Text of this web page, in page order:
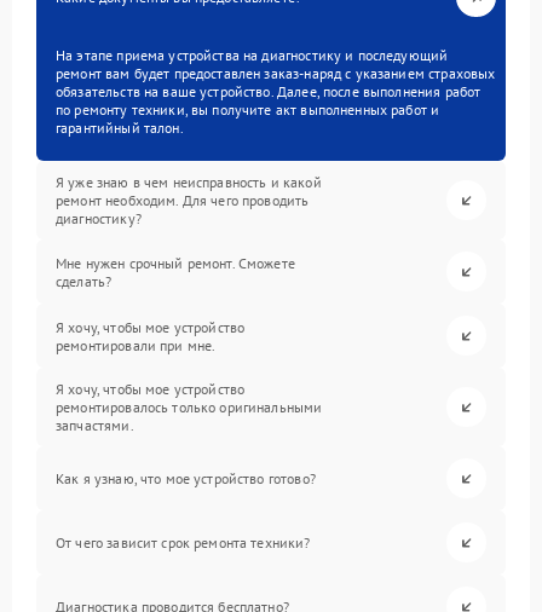
На этапе приема устройства на диагностику и последующий
ремонт вам будет предоставлен заказ-наряд с указанием страховых
обязательств на ваше устройство. Далее, после выполнения работ
по ремонту техники, вы получите акт выполненных работ и
гарантийный талон.
Я уже знаю в чем неисправность и какой
ремонт необходим. Для чего проводить
диагностику?
Мне нужен срочный ремонт. Сможете
сделать?
Я хочу, чтобы мое устройство
ремонтировали при мне.
Я хочу, чтобы мое устройство
ремонтировалось только оригинальными
запчастями.
Как я узнаю, что мое устройство готово?
От чего зависит срок ремонта техники?
Диагностика проводится бесплатно?